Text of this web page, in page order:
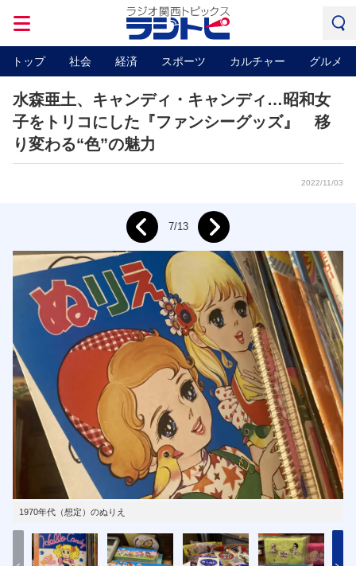
トップ 社会 経済 スポーツ カルチャー グルメ
水森亜土、キャンディ・キャンディ…昭和女
子をトリコにした『ファンシーグッズ』 移
り変わる“色”の魅力
2022/11/03
1970年代（想定）のぬりえ
7/13